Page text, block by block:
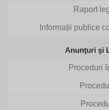
Raport
Informații publice
Anunţuri şi
Proceduri